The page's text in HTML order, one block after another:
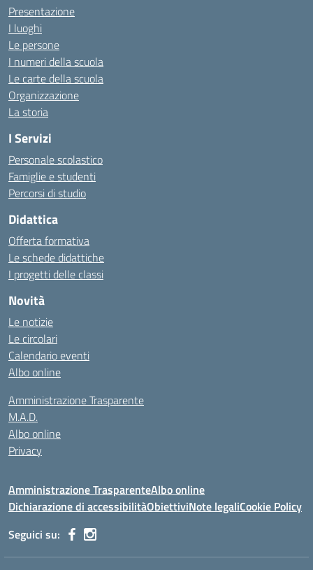
Presentazione
I luoghi
Le persone
I numeri della scuola
Le carte della scuola
Organizzazione
La storia
I Servizi
Personale scolastico
Famiglie e studenti
Percorsi di studio
Didattica
Offerta formativa
Le schede didattiche
I progetti delle classi
Novità
Le notizie
Le circolari
Calendario eventi
Albo online
Amministrazione Trasparente
M.A.D.
Albo online
Privacy
Amministrazione TrasparenteAlbo online
Dichiarazione di accessibilitàObiettiviNote legaliCookie Policy
Seguici su: